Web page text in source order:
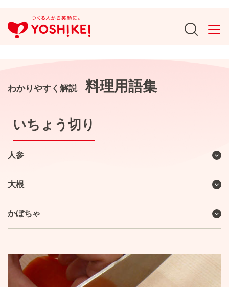
わかりやすく解説 料理用語集
いちょう切り
人参
大根
かぼちゃ